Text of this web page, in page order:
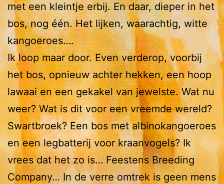
met een kleintje erbij. En daar, dieper in het
bos, nog één. Het lijken, waarachtig, witte
kangoeroes….
Ik loop maar door. Even verderop, voorbij
het bos, opnieuw achter hekken, een hoop
lawaai en een gekakel van jewelste. Wat nu
weer? Wat is dit voor een vreemde wereld?
Swartbroek? Een bos met albinokangoeroes
en een legbatterij voor kraanvogels? Ik
vrees dat het zo is… Feestens Breeding
Company… In de verre omtrek is geen mens